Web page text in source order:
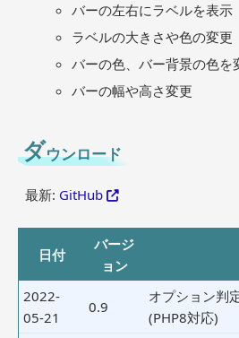
バーの左右にラベルを表示
ラベルの大きさや色の変更
バーの色、バー背景の色を
バーの幅や高さ変更
ダウンロード
最新: GitHub
日付
バージ
ョン
2022-
05-21
0.9
オプション判
(PHP8対応)